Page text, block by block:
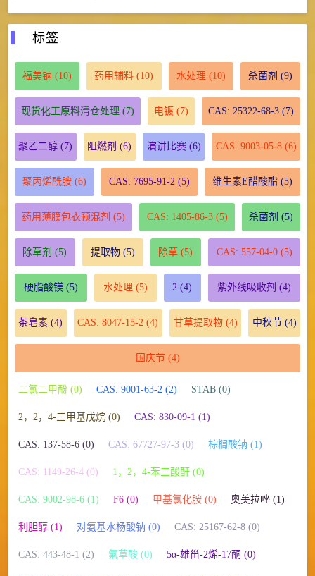
标签
福美钠 (10) 药用辅料 (10) 水处理 (10) 杀菌剂 (9)
现货化工原料清仓处理 (7) 电镀 (7) CAS: 25322-68-3 (7)
聚乙二醇 (7) 阻燃剂 (6) 演讲比赛(6) CAS: 9003-05-8(6)
聚丙烯酰胺(6) CAS: 7695-91-2 (5) 维生素E醋酸酯 (5)
药用薄膜包衣预混剂 (5) CAS: 1405-86-3(5) 杀菌剂 (5)
除草剂 (5) 提取物(5) 除草 (5) CAS: 557-04-0(5)
硬脂酸镁(5) 水处理 (5) 2 (4) 紫外线吸收剂 (4)
茶皂素 (4) CAS: 8047-15-2 (4) 甘草提取物(4) 中秋节(4)
国庆节(4)
二氯二甲酚 (0) CAS: 9001-63-2 (2) STAB (0)
2，2，4-三甲基戊烷 (0) CAS: 830-09-1 (1)
CAS: 137-58-6 (0) CAS: 67727-97-3 (0) 棕榈酸钠 (1)
CAS: 1149-26-4 (0) 1，2，4-苯三酸酐 (0)
CAS: 9002-98-6 (1) F6 (0) 甲基氯化胺 (0) 奥美拉唑 (1)
利胆醇 (1) 对氨基水杨酸钠 (0) CAS: 25167-62-8 (0)
CAS: 443-48-1 (2) 氟草酸 (0) 5α-雄甾-2烯-17酮 (0)